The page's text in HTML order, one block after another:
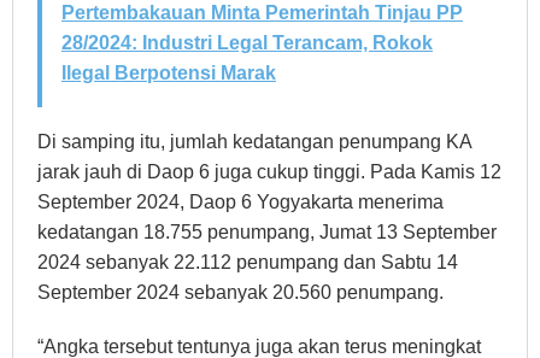
Pertembakauan Minta Pemerintah Tinjau PP
28/2024: Industri Legal Terancam, Rokok
Ilegal Berpotensi Marak
Di samping itu, jumlah kedatangan penumpang KA
jarak jauh di Daop 6 juga cukup tinggi. Pada Kamis 12
September 2024, Daop 6 Yogyakarta menerima
kedatangan 18.755 penumpang, Jumat 13 September
2024 sebanyak 22.112 penumpang dan Sabtu 14
September 2024 sebanyak 20.560 penumpang.
“Angka tersebut tentunya juga akan terus meningkat